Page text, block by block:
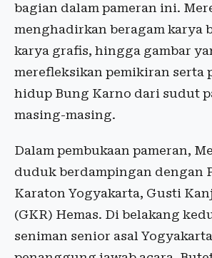
bagian dalam pameran ini.
menghadirkan beragam karya
karya grafis, hingga gambar
merefleksikan pemikiran serta
hidup Bung Karno dari sudut
masing-masing.
Dalam pembukaan pameran,
duduk berdampingan dengan
Karaton Yogyakarta, Gusti
(GKR) Hemas. Di belakang
seniman senior asal